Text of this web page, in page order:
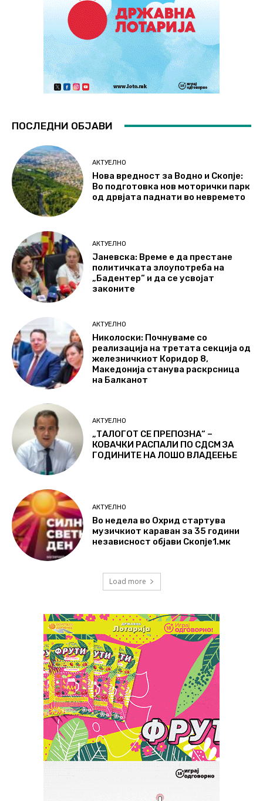
ПОСЛЕДНИ ОБЈАВИ
АКТУЕЛНО
Нова вредност за Водно и Скопје:
Во подготовка нов моторички парк
од дрвјата паднати во невремето
АКТУЕЛНО
Јаневска: Време е да престане
политичката злоупотреба на
„Бадентер“ и да се усвојат
законите
АКТУЕЛНО
Николоски: Почнуваме со
реализација на третата секција од
железничкиот Коридор 8,
Македонија станува раскрсница
на Балканот
АКТУЕЛНО
„ТАЛОГОТ СЕ ПРЕПОЗНА“ –
КОВАЧКИ РАСПАЛИ ПО СДСМ ЗА
ГОДИНИТЕ НА ЛОШО ВЛАДЕЕЊЕ
АКТУЕЛНО
Во недела во Охрид стартува
музичкиот караван за 35 години
независност објави Скопје1.мк
Load more